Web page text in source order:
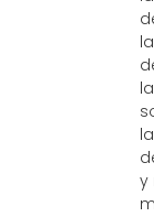
la
la
y